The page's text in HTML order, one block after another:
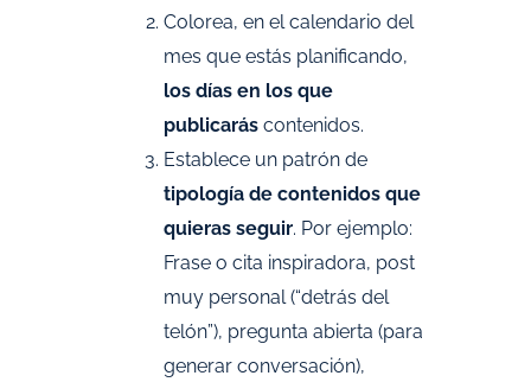
Colorea, en el calendario del
mes que estás planificando,
los días en los que
publicarás contenidos.
Establece un patrón de
tipología de contenidos que
quieras seguir. Por ejemplo:
Frase o cita inspiradora, post
muy personal (“detrás del
telón”), pregunta abierta (para
generar conversación),